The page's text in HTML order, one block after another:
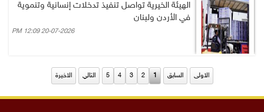
الهيئة الخيرية تواصل تنفيذ تدخلات إنسانية وتنموية
في الأردن ولبنان
20-07-2026 12:09 PM
الاولى السابق 1
2
3
4
5 التالي الاخيرة